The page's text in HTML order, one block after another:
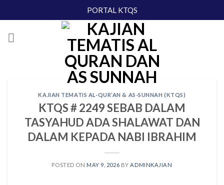
to
content
PORTAL KTQS
KAJIAN TEMATIS AL-QUR’AN & AS-SUNNAH (KTQS)
KTQS # 2249 SEBAB DALAM
TASYAHUD ADA SHALAWAT DAN
DALAM KEPADA NABI IBRAHIM
POSTED ON MAY 9, 2026 BY ADMINKAJIAN